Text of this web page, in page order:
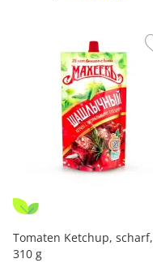
Tomaten Ketchup, scharf,
310 g